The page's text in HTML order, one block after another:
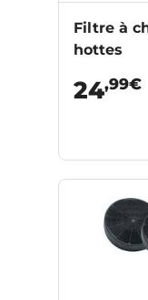
Filtre à
hottes
24,99€